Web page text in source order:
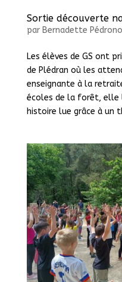
Sortie découverte
par Bernadette Pédrono
Les élèves de GS ont
de Plédran où les
enseignante à la
écoles de la forêt, elle
histoire lue grâce à un